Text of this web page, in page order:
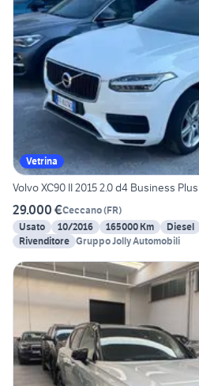
Vetrina
Volvo XC90 II 2015 2.0 d4 Business
29.000 €Ceccano(FR)
Usato
10/2016 165000 Km Diesel
Rivenditore Gruppo Jolly Automobili